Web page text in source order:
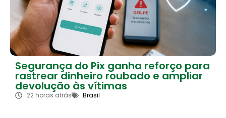
Segurança do Pix ganha reforço para
rastrear dinheiro roubado e ampliar
devolução às vítimas
22 horas atrás Brasil